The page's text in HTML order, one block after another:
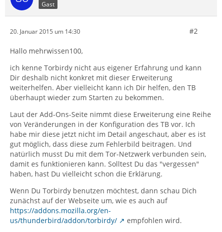
Gast
20. Januar 2015 um 14:30 #2
Hallo mehrwissen100,
ich kenne Torbirdy nicht aus eigener Erfahrung und kann
Dir deshalb nicht konkret mit dieser Erweiterung
weiterhelfen. Aber vielleicht kann ich Dir helfen, den TB
überhaupt wieder zum Starten zu bekommen.
Laut der Add-Ons-Seite nimmt diese Erweiterung eine Reihe
von Veränderungen in der Konfiguration des TB vor. Ich
habe mir diese jetzt nicht im Detail angeschaut, aber es ist
gut möglich, dass diese zum Fehlerbild beitragen. Und
natürlich musst Du mit dem Tor-Netzwerk verbunden sein,
damit es funktionieren kann. Solltest Du das "vergessen"
haben, hast Du vielleicht schon die Erklärung.
Wenn Du Torbirdy benutzen möchtest, dann schau Dich
zunächst auf der Webseite um, wie es auch auf
https://addons.mozilla.org/en-
us/thunderbird/addon/torbirdy/
empfohlen wird.